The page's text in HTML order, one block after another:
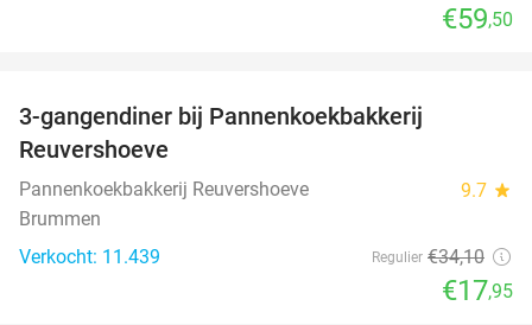
€59,50
3-gangendiner bij Pannenkoekbakkerij
Reuvershoeve
Pannenkoekbakkerij Reuvershoeve 9.7 star
Brummen
Verkocht: 11.439
Regulier €34,10
€17,95